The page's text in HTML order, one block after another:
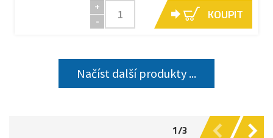
+
-
KOUPIT
Načíst další produkty ...
1/3